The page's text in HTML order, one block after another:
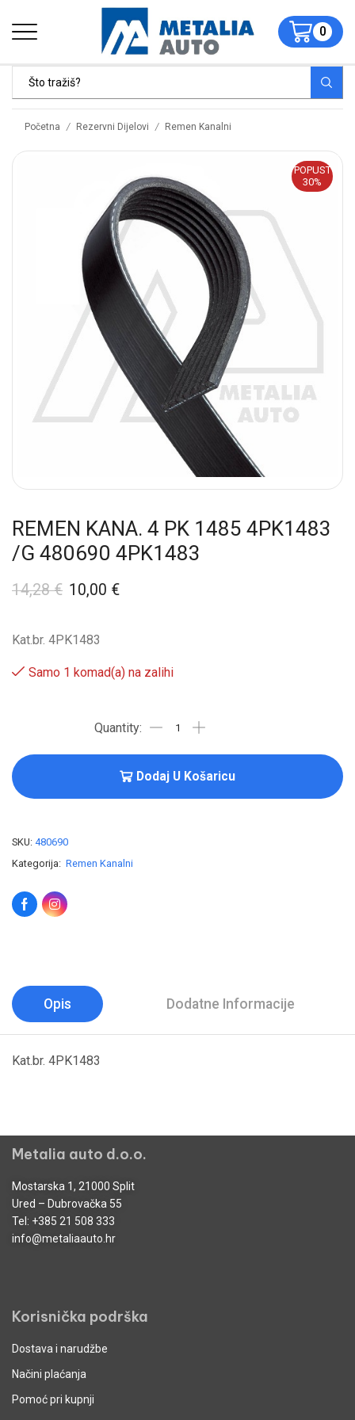
0
Početna / Rezervni Dijelovi / Remen Kanalni
POPUST
30%
REMEN KANA. 4 PK 1485 4PK1483
/G 480690 4PK1483
14,28€ 10,00 €
Kat.br. 4PK1483
Samo 1 komad(a) na zalihi
Dodaj U Košaricu
SKU: 480690
Kategorija: Remen Kanalni
Opis Dodatne Informacije
Kat.br. 4PK1483
Metalia auto d.o.o.
Mostarska 1, 21000 Split
Ured – Dubrovačka 55
Tel: +385 21 508 333
info@metaliaauto.hr
Korisnička podrška
Dostava i narudžbe
Načini plaćanja
Pomoć pri kupnji